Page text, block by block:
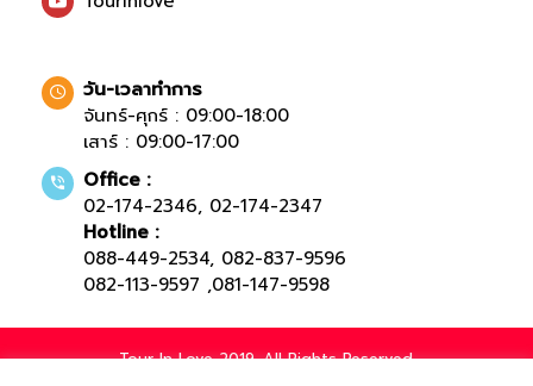
วัน-เวลาทำการ
จันทร์-ศุกร์ : 09:00-18:00
เสาร์ : 09:00-17:00
Office :
02-174-2346, 02-174-2347
Hotline :
088-449-2534, 082-837-9596
082-113-9597 ,081-147-9598
Tour In Love 2019. All Rights Reserved.